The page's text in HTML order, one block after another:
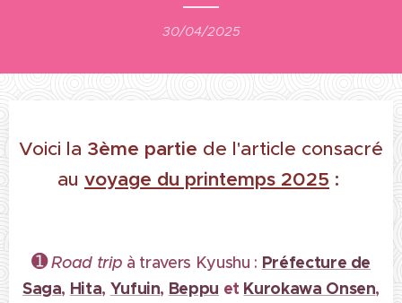
30/04/2025
Voici la 3ème partie de l'article consacré
au voyage du printemps 2025 :
➊ Road trip à travers Kyushu : Préfecture de
Saga, Hita, Yufuin, Beppu et Kurokawa Onsen,